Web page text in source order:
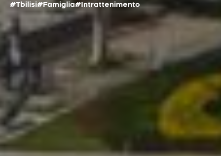
#Tbilisi#Famiglia#Intrattenimento